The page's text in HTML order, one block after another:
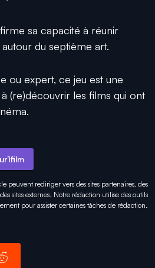
sa capacité à réunir
du septième art.
ou expert, ce jeu est une
(re)découvrir les films qui ont
peuvent rediriger vers des sites partenaires, des
sites externes. Notre rédaction utilise des outils
pourassister certaines tâches de rédaction.